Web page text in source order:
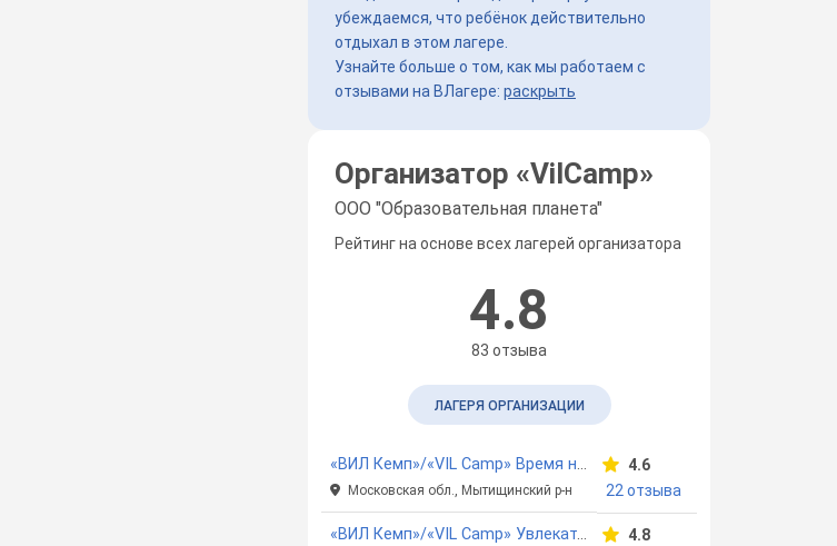
убеждаемся, что ребёнок действительно
отдыхал в этом лагере.
Узнайте больше о том, как мы работаем с
отзывами на ВЛагере: раскрыть
Организатор «VilCamp»
ООО "Образовательная планета"
Рейтинг на основе всех лагерей организатора
4.8
83 отзыва
ЛАГЕРЯ ОРГАНИЗАЦИИ
«ВИЛ Кемп»/«VIL Camp» Время новых открытий
Московская обл., Мытищинский р-н
4.6
22 отзыва
«ВИЛ Кемп»/«VIL Camp» Увлекательный английский
4.8